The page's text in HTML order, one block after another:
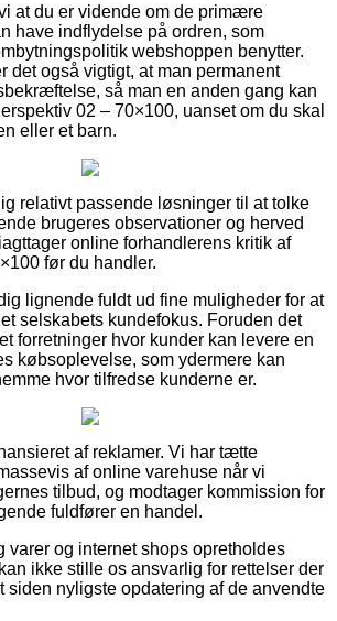
at du er vidende om de primære
have indflydelse på ordren, som
webshoppen benytter.
det også vigtigt, at man permanent
så man en anden gang kan
02 – 70×100, uanset om du skal
eller et barn.
relativt passende løsninger til at tolke
brugeres observationer og herved
online forhandlerens kritik af
før du handler.
lignende fuldt ud fine muligheder for at
selskabets kundefokus. Foruden det
forretninger hvor kunder kan levere en
købsoplevelse, som ydermere kan
hvor tilfredse kunderne er.
af reklamer. Vi har tætte
af online varehuse når vi
tilbud, og modtager kommission for
fuldfører en handel.
varer og internet shops opretholdes
ikke stille os ansvarlig for rettelser der
siden nyligste opdatering af de anvendte